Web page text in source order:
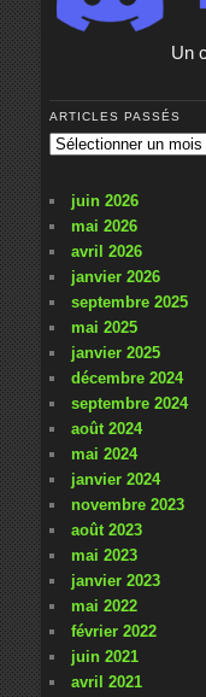
Un
ARTICLES PASSÉS
Articles
juin 2026
mai 2026
avril 2026
janvier 2026
septembre 2025
mai 2025
janvier 2025
décembre 2024
septembre 2024
août 2024
mai 2024
janvier 2024
novembre 2023
août 2023
mai 2023
janvier 2023
mai 2022
février 2022
juin 2021
avril 2021